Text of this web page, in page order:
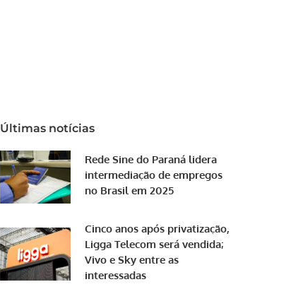
Últimas notícias
Rede Sine do Paraná lidera
intermediação de empregos
no Brasil em 2025
Cinco anos após privatização,
Ligga Telecom será vendida;
Vivo e Sky entre as
interessadas